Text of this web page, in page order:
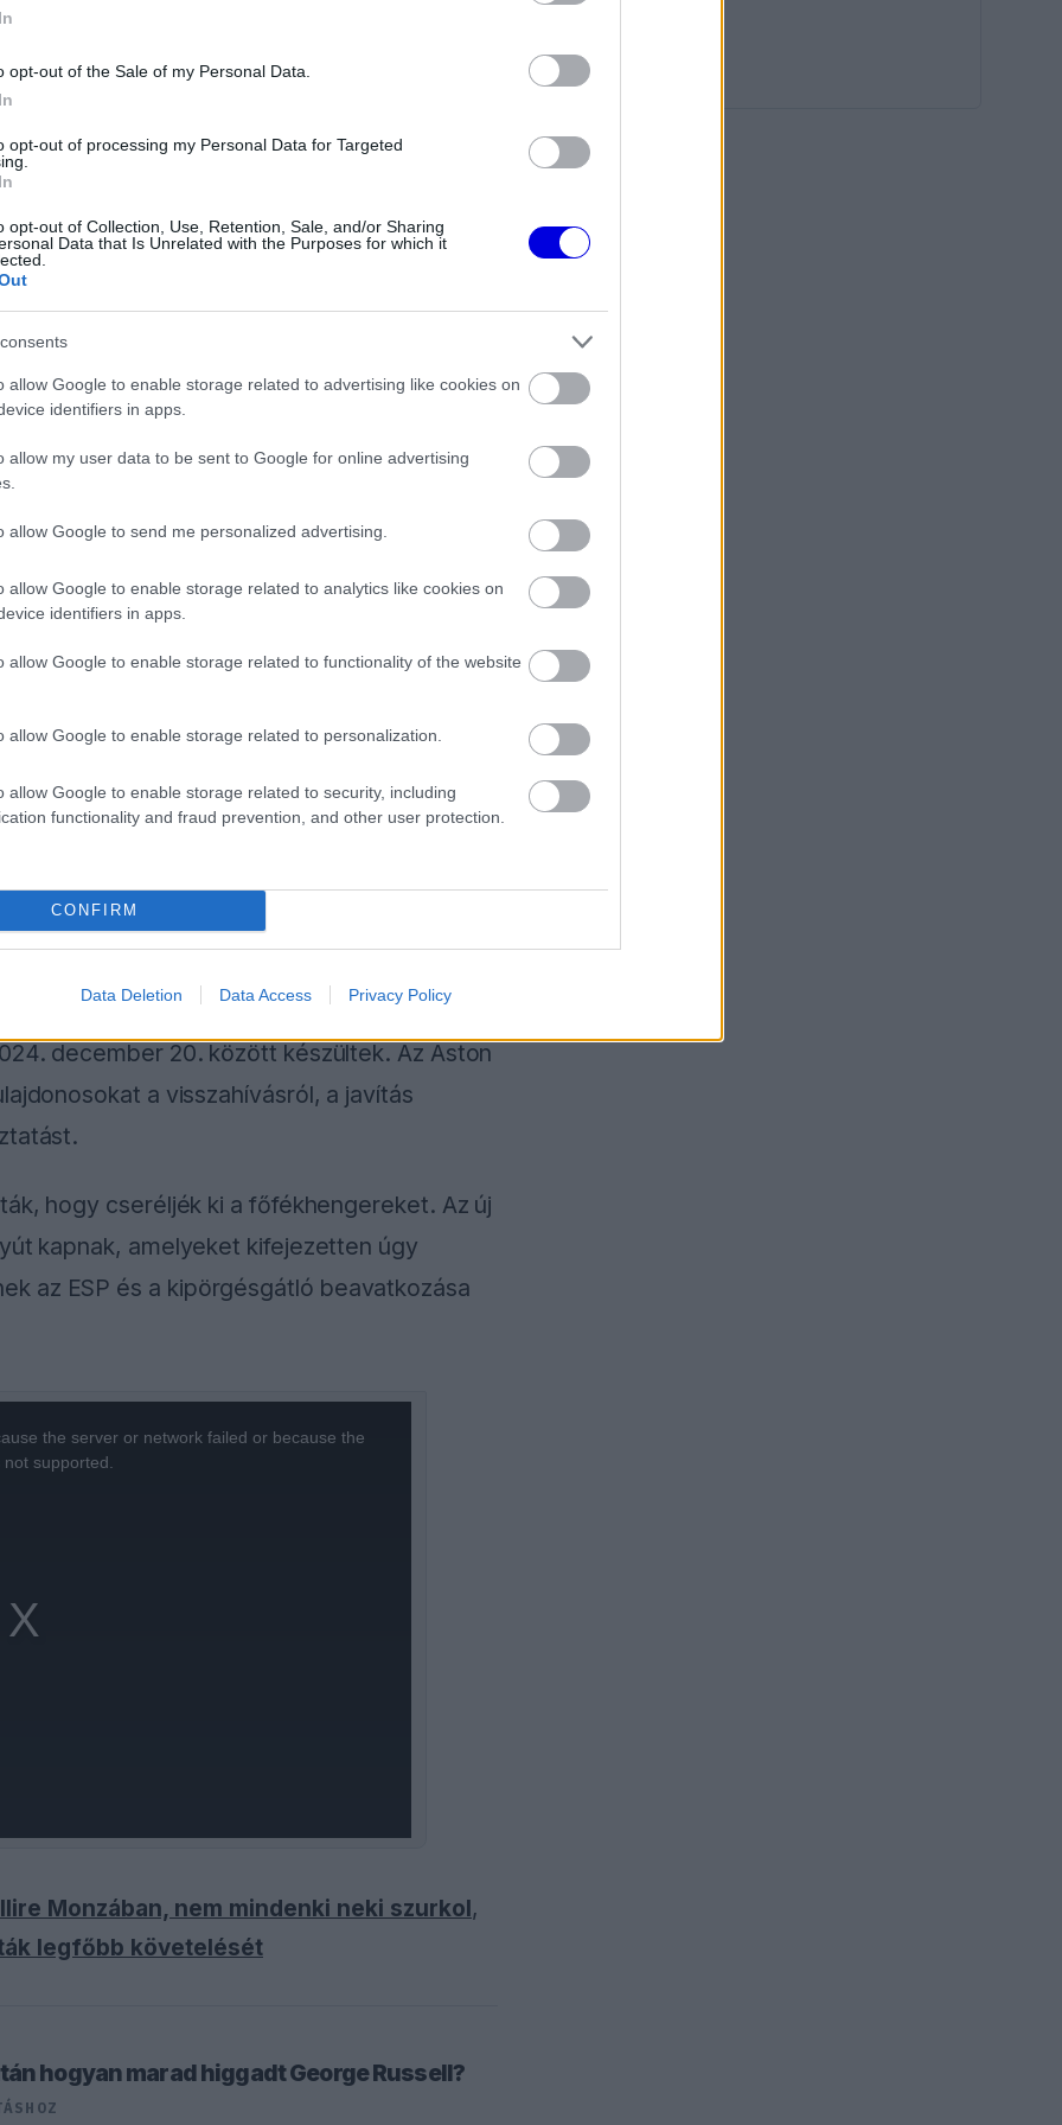
opt-out of the Sale of my Personal Data.
opt-out of processing my Personal Data for Targeted
opt-out of Collection, Use, Retention, Sale, and/or Sharing
Data that Is Unrelated with the Purposes for which it
allow Google to enable storage related to advertising like cookies on
identifiers in apps.
allow my user data to be sent to Google for online advertising
allow Google to send me personalized advertising.
allow Google to enable storage related to analytics like cookies on
identifiers in apps.
allow Google to enable storage related to functionality of the website
allow Google to enable storage related to personalization.
allow Google to enable storage related to security, including
functionality and fraud prevention, and other user protection.
CONFIRM
Data Deletion Data Access Privacy Policy
perec elutasította
követelését
FORMA-1
Antonelli elárulta a legfontosabb
telítődhet, a fékek enyhén fogva
Ha ez elég magasra emelkedik,
gyanta elérheti a gyulladási pontját.
egyszerre kell teljesülnie. Az autónak
ESP Track vagy ESP Off állásba
kell lennie, és meg kell haladnia bizonyos
küszöbértékeket. A vezetőnek ellen
keréken fékezéssel avatkozik be.
vagy közvetlenül a fékezés után gázt is
közbeléphet, ami tovább növeli a nyomást.
már előjött ez a jelenség egy 2022
kisebb tűz keletkezett.
december 20. között készültek. Az Aston
a visszahívásról, a javítás
hogy cseréljék ki a főfékhengereket. Az új
kapnak, amelyeket kifejezetten úgy
az ESP és a kipörgésgátló beavatkozása
the server or network failed or because the
supported.
Monzában, nem mindenki neki szurkol,
legfőbb követelését
hogyan marad higgadt George Russell?